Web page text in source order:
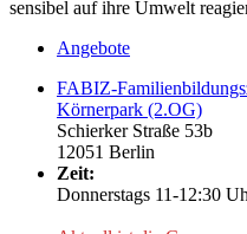
sensibel auf ihre Umwelt
Angebote
FABIZ-
Körnerpark (2.OG)
Schierker Straße 53b
12051 Berlin
Zeit:
Donnerstags 11-12:30